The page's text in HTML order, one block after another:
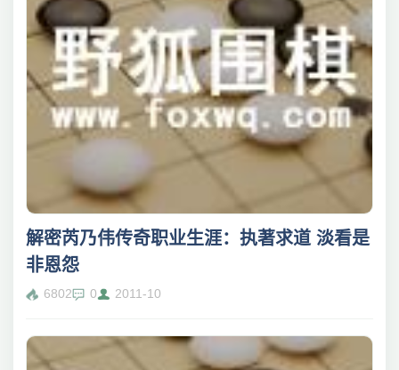
解密芮乃伟传奇职业生涯：执著求道 淡看是
非恩怨
6802 0 2011-10